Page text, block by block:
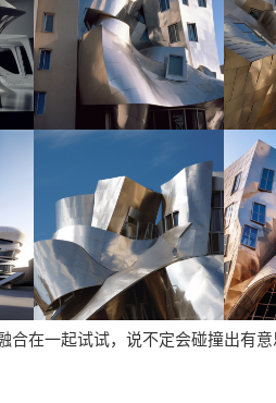
在一起试试，说不定会碰撞出有意